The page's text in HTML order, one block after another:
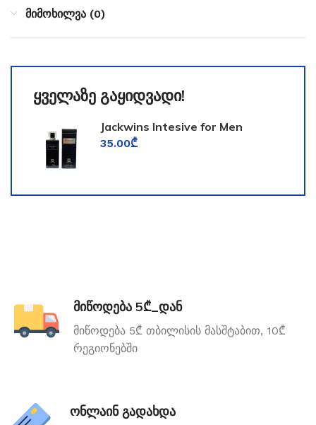
მიმოხილვა (0)
ყველაზე გაყიდვადი!
Jackwins Intesive for Men
35.00₾
მიწოდება 5₾_დან
მიწოდება 5₾ თბილისის მასშტაბით, 10₾
რეგიონებში
ონლაინ გადახდა